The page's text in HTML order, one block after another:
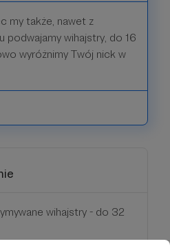
my także, nawet z
podwajamy wihajstry, do 16
wyróżnimy Twój nick w
wihajstry - do 32